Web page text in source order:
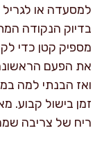
בדיוק הנקודה
מספיק קטן כדי
את הפעם
ואז הבנתי למה
זמן בישול קבוע.
ריח של צריבה